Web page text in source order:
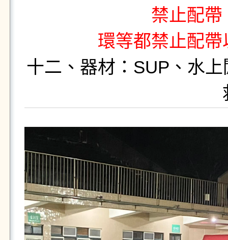
禁止配
環等都禁止配
十二、器材：SUP、水